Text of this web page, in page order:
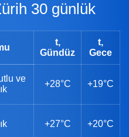
30 günlük
t,
Gündüz
t,
Gece
ve
+28°C +19°C
+27°C +20°C